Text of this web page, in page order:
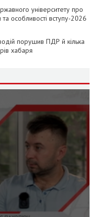
університету про
особливості вступу-2026
порушив ПДР й кілька
хабаря